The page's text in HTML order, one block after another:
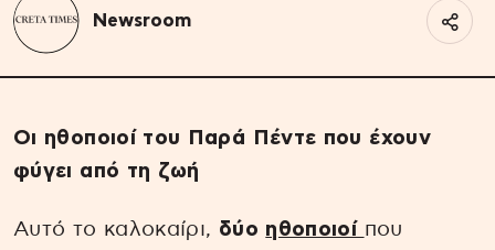
Newsroom
Οι ηθοποιοί του Παρά Πέντε που έχουν
φύγει από τη ζωή
Αυτό το καλοκαίρι, δύο ηθοποιοί που